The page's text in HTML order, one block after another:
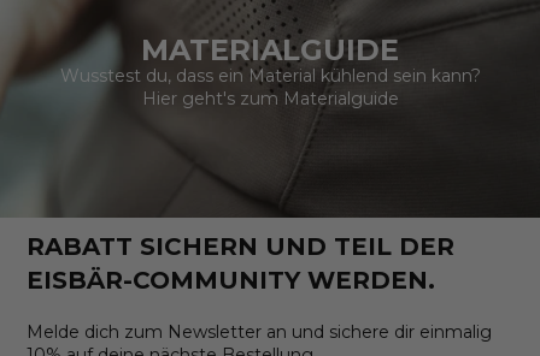
MATERIALGUIDE
Wusstest du, dass ein Material kühlend sein kann?
Hier geht's zum Materialguide
RABATT SICHERN UND TEIL DER
EISBÄR-COMMUNITY WERDEN.
Melde dich zum Newsletter an und sichere dir einmalig